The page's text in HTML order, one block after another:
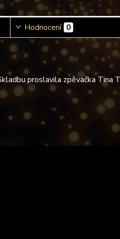
Hodnocení 0
proslavila zpěvačka Tina